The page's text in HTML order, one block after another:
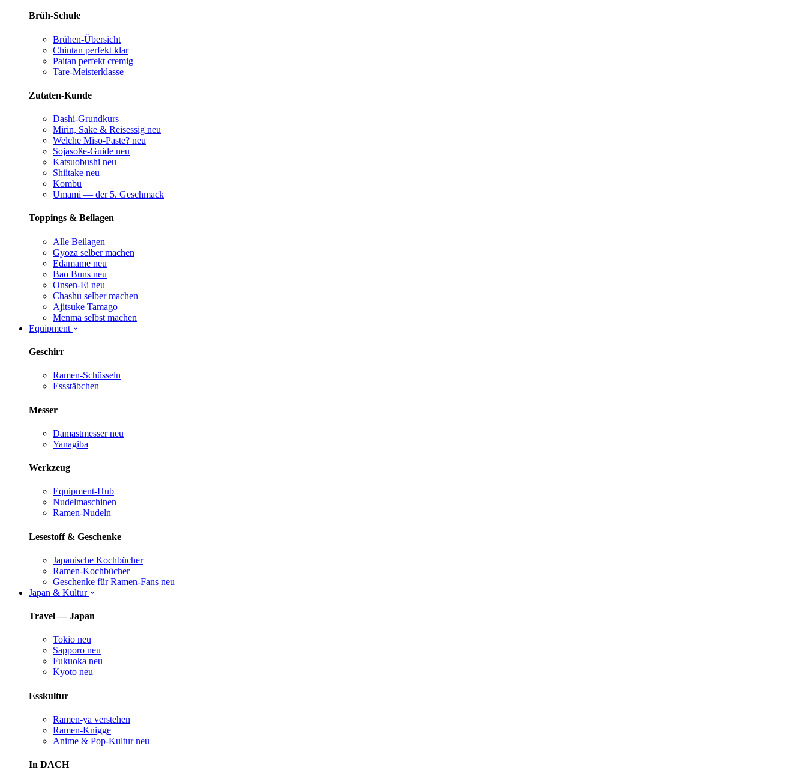
Brüh-Schule
Brühen-Übersicht
Chintan perfekt klar
Paitan perfekt cremig
Tare-Meisterklasse
Zutaten-Kunde
Dashi-Grundkurs
Mirin, Sake & Reisessig neu
Welche Miso-Paste? neu
Sojasoße-Guide neu
Katsuobushi neu
Shiitake neu
Kombu
Umami — der 5. Geschmack
Toppings & Beilagen
Alle Beilagen
Gyoza selber machen
Edamame neu
Bao Buns neu
Onsen-Ei neu
Chashu selber machen
Ajitsuke Tamago
Menma selbst machen
Equipment
Geschirr
Ramen-Schüsseln
Essstäbchen
Messer
Damastmesser neu
Yanagiba
Werkzeug
Equipment-Hub
Nudelmaschinen
Ramen-Nudeln
Lesestoff & Geschenke
Japanische Kochbücher
Ramen-Kochbücher
Geschenke für Ramen-Fans neu
Japan & Kultur
Travel — Japan
Tokio neu
Sapporo neu
Fukuoka neu
Kyoto neu
Esskultur
Ramen-ya verstehen
Ramen-Knigge
Anime & Pop-Kultur neu
In DACH